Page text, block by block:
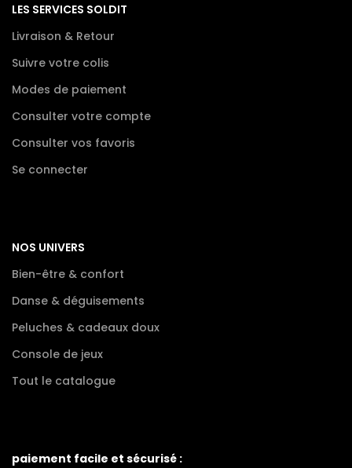
LES SERVICES SOLDIT
Livraison & Retour
Suivre votre colis
Modes de paiement
Consulter votre compte
Consulter vos favoris
Se connecter
NOS UNIVERS
Bien-être & confort
Danse & déguisements
Peluches & cadeaux doux
Console de jeux
Tout le catalogue
paiement facile et sécurisé :